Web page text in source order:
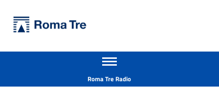
Cerimonia di consegna del diploma di laurea - Sesta edizione - Università Roma Tre
Apri il menu secondario
Roma Tre Radio